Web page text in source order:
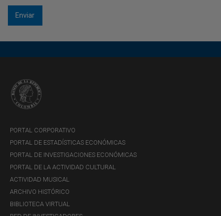
PORTAL CORPORATIVO
PORTAL DE ESTADÍSTICAS ECONÓMICAS
PORTAL DE INVESTIGACIONES ECONÓMICAS
PORTAL DE LA ACTIVIDAD CULTURAL
ACTIVIDAD MUSICAL
ARCHIVO HISTÓRICO
BIBLIOTECA VIRTUAL